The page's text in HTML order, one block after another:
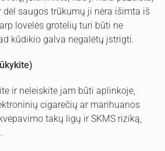
dėl saugos trūkumų ji nėra išimta iš
lovelės grotelių turi būti ne
kūdikio galva negalėtų įstrigti.
ir neleiskite jam būti aplinkoje,
cigarečių ar marihuanos
takų ligų ir SKMS riziką,